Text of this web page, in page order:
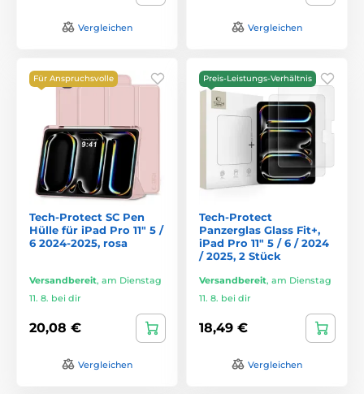
Vergleichen Vergleichen
Für Anspruchsvolle
Tech-Protect SC Pen
Hülle für iPad Pro 11" 5 /
6 2024-2025, rosa
Versandbereit, am Dienstag
11. 8. bei dir
20,08 €
Vergleichen
Preis-Leistungs-Verhältnis
Tech-Protect
Panzerglas Glass Fit+,
iPad Pro 11" 5 / 6 / 2024
/ 2025, 2 Stück
Versandbereit, am Dienstag
11. 8. bei dir
18,49 €
Vergleichen